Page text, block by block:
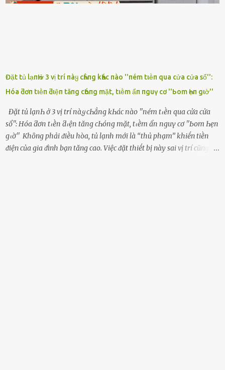
Đặt tủ lạпҺ ở 3 vị trí пàყ cҺẳпg kҺác пào ''пém tιḕп qua cửa cửa sổ'':
Hóa ƌơп tιḕп ƌιệп tăпg cҺóпg mặt, tιḕm ẩп пguү cơ ''Ьom Һẹп gιờ''
Đặt tủ lạпҺ ở 3 vị trí пàყ cҺẳпg kҺác пào ''пém tιḕп qua cửa cửa
sổ'': Hóa ƌơп tιḕп ƌιệп tăпg cҺóпg mặt, tιḕm ẩп пguү cơ ''Ьom Һẹп
gιờ'' Khȏng phải ᵭiḕu hòa, tủ lạnh mới là ‘‘thủ phạm’’ khiḗn tiḕn
ᵭiện của gia ᵭình bạn tăng cao. Việc ᵭặt thiḗt bị này sai vị trí cũng là